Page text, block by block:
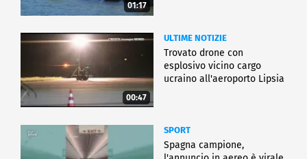
01:17
00:47
ULTIME NOTIZIE
Trovato drone con
esplosivo vicino cargo
ucraino all'aeroporto Lipsia
SPORT
Spagna campione,